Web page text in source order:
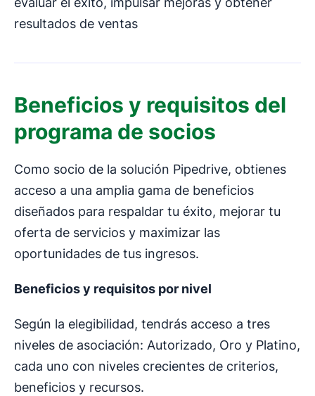
resultados de ventas
Beneficios y requisitos del
programa de socios
Como socio de la solución Pipedrive, obtienes
acceso a una amplia gama de beneficios
diseñados para respaldar tu éxito, mejorar tu
oferta de servicios y maximizar las
oportunidades de tus ingresos.
Beneficios y requisitos por nivel
Según la elegibilidad, tendrás acceso a tres
niveles de asociación: Autorizado, Oro y Platino,
cada uno con niveles crecientes de criterios,
beneficios y recursos.